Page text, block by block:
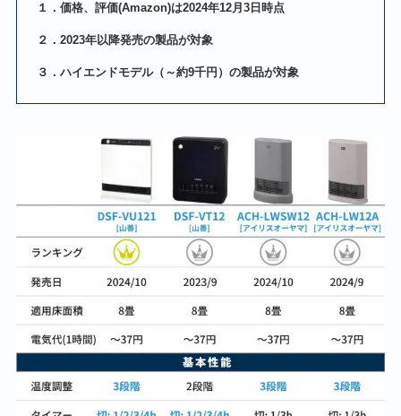
１．価格、評価(Amazon)は2024年12月3日時点
２．2023年以降発売の製品が対象
３．ハイエンドモデル（～約9千円）の製品が対象